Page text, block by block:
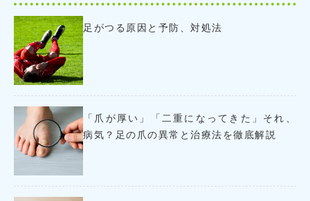
足がつる原因と予防、対処法
「爪が厚い」「二重になってきた」それ、
病気？足の爪の異常と治療法を徹底解説